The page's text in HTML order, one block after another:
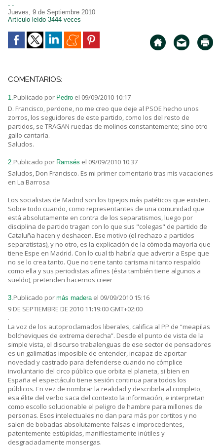
- -
Jueves, 9 de Septiembre 2010
Artículo leído 3444 veces
COMENTARIOS:
1. Publicado por Pedro el 09/09/2010 10:17
D. Francisco, perdone, no me creo que deje al PSOE hecho unos
zorros, los seguidores de este partido, como los del resto de
partidos, se TRAGAN ruedas de molinos constantemente; sino otro
gallo cantaría.
Saludos.
2. Publicado por Ramsés el 09/09/2010 10:37
Saludos, Don Francisco. Es mi primer comentario tras mis vacaciones
en La Barrosa
Los socialistas de Madrid son los tipejos más patéticos que existen.
Sobre todo cuando, como representantes de una comunidad que
está absolutamente en contra de los separatismos, luego por
disciplina de partido tragan con lo que sus "colegas" de partido de
Cataluña hacen y deshacen. Ese motivo (el rechazo a partidos
separatistas), y no otro, es la explicación de la cómoda mayoría que
tiene Espe en Madrid. Con lo cual tb habría que advertir a Espe que
no se lo crea tanto. Que no tiene tanto carisma ni tanto respaldo
como ella y sus periodistas afines (ésta también tiene algunos a
sueldo), pretenden hacernos creer
3. Publicado por más madera el 09/09/2010 15:16
9 DE SEPTIEMBRE DE 2010 11:19:00 GMT+02:00
.
La voz de los autoproclamados liberales, califica al PP de “meapilas
bolcheviques de extrema derecha”. Desde el punto de vista de la
simple vista, el discurso trabalenguas de ese sector de pensadores
es un galimatías imposible de entender, incapaz de aportar
novedad y castrado para defenderse cuando no cómplice
involuntario del circo público que orbita el planeta, si bien en
España el espectáculo tiene sesión continua para todos los
públicos. En vez de nombrar la realidad y describirla al completo,
esa élite del verbo saca del contexto la información, e interpretan
como escollo solucionable el peligro de hambre para millones de
personas. Esos intelectuales no dan para más por cortitos y no
salen de bobadas absolutamente falsas e improcedentes,
patentemente estúpidas, manifiestamente inútiles y
desgraciadamente monsergas.